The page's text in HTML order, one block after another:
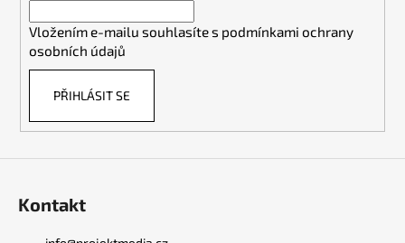
Vložením e-mailu souhlasíte s podmínkami ochrany
osobních údajů
PŘIHLÁSIT SE
Kontakt